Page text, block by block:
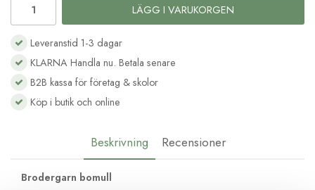
LÄGG I VARUKORGEN
Leveranstid 1-3 dagar
KLARNA Handla nu. Betala senare
B2B kassa för företag & skolor
Köp i butik och online
Beskrivning Recensioner
Brodergarn bomull